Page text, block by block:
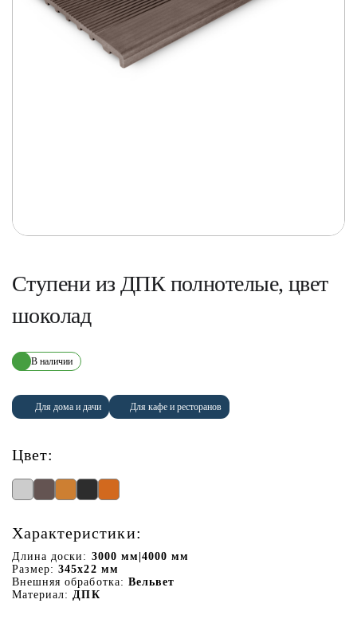
Ступени из ДПК полнотелые, цвет
шоколад
В наличии
Для дома и дачи Для кафе и ресторанов
Цвет:
Характеристики:
Длина доски: 3000 мм|4000 мм
Размер: 345х22 мм
Внешняя обработка: Вельвет
Материал: ДПК